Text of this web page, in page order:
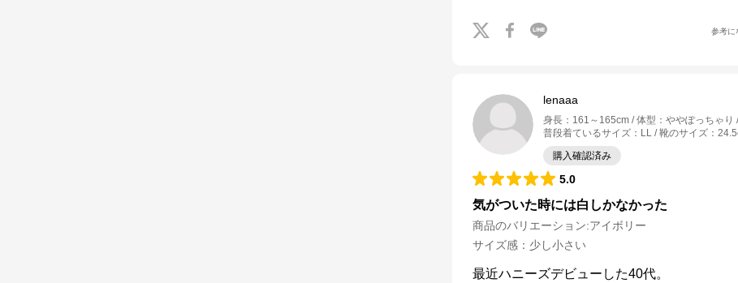
参考に
lenaaa
身長 ： 161～165cm 体型 ： ややぽっちゃり
普段着ているサイズ ： LL 靴のサイズ ：
購入確認済み
5.0
気がついた時には白しかなかった
商品のバリエーション:アイボリー
サイズ感 ： 少し小さい
最近ハニーズデビューした40代。